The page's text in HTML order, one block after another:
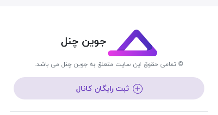
جوین چنل
© تمامی حقوق این سایت متعلق به جوین چنل می باشد.
ثبت رایگان کانال